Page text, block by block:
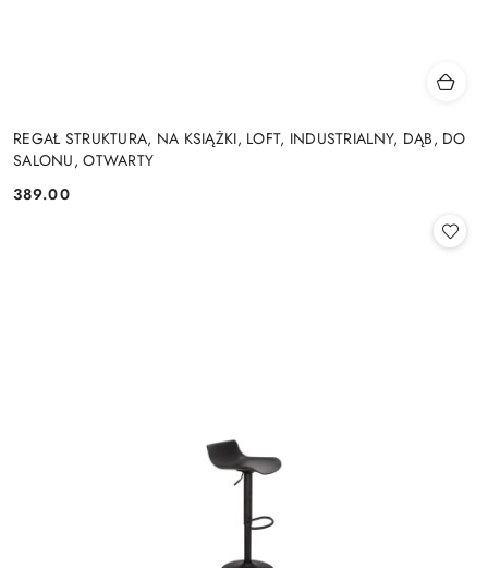
REGAŁ STRUKTURA, NA KSIĄŻKI, LOFT, INDUSTRIALNY, DĄB, DO
SALONU, OTWARTY
Cena:
389.00